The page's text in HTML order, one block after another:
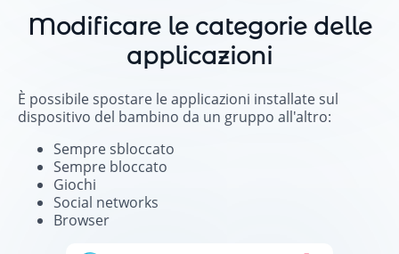
Modificare le categorie delle
applicazioni
È possibile spostare le applicazioni installate sul
dispositivo del bambino da un gruppo all'altro:
Sempre sbloccato
Sempre bloccato
Giochi
Social networks
Browser